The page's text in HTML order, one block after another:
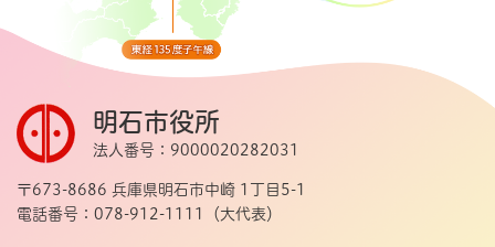
明石市役所
法人番号：9000020282031
〒673-8686 兵庫県明石市中崎 1丁目5-1
電話番号：078-912-1111（大代表）